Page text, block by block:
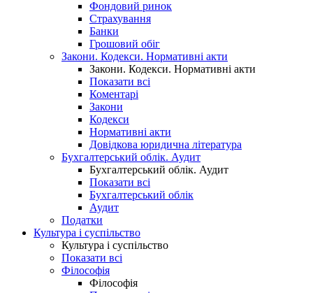
Фондовий ринок
Страхування
Банки
Грошовий обіг
Закони. Кодекси. Нормативні акти
Закони. Кодекси. Нормативні акти
Показати всі
Коментарі
Закони
Кодекси
Нормативні акти
Довідкова юридична література
Бухгалтерський облік. Аудит
Бухгалтерський облік. Аудит
Показати всі
Бухгалтерський облік
Аудит
Податки
Культура і суспільство
Культура і суспільство
Показати всі
Філософія
Філософія